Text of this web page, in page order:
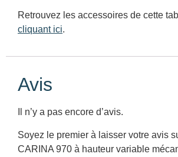
Retrouvez les accessoires de cette
cliquant ici.
Avis
Il n’y a pas encore d’avis.
Soyez le premier à laisser votre avis
CARINA 970 à hauteur variable